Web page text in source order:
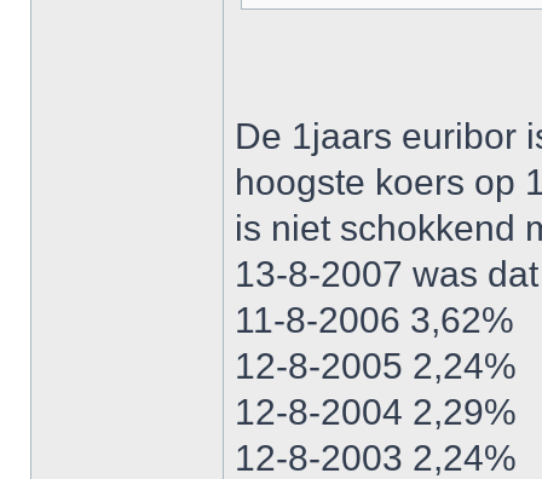
De 1jaars euribor
hoogste koers op
is niet schokkend
13-8-2007 was
11-8-2006 3,62%
12-8-2005 2,24%
12-8-2004 2,29%
12-8-2003 2,24%